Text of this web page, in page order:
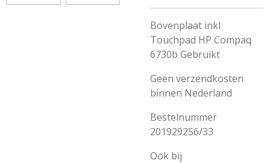
Bovenplaat inkl
Touchpad HP Compaq
6730b Gebruikt
Geen verzendkosten
binnen Nederland
Bestelnummer
201929256/33
Ook bij